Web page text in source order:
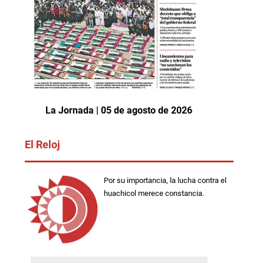
La Jornada | 05 de agosto de 2026
El Reloj
Por su importancia, la lucha contra el
huachicol merece constancia.